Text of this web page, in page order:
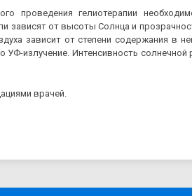
проведения гелиотерапии
зависят от высоты Солнца и
зависит от степени содержания в
излучение. Интенсивность солнечной
врачей.